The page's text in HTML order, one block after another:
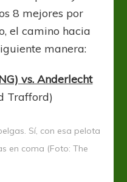
8 mejores por
el camino hacia
manera:
vs. Anderlecht
Trafford)
Sí, con esa pelota
en coma (Foto: The